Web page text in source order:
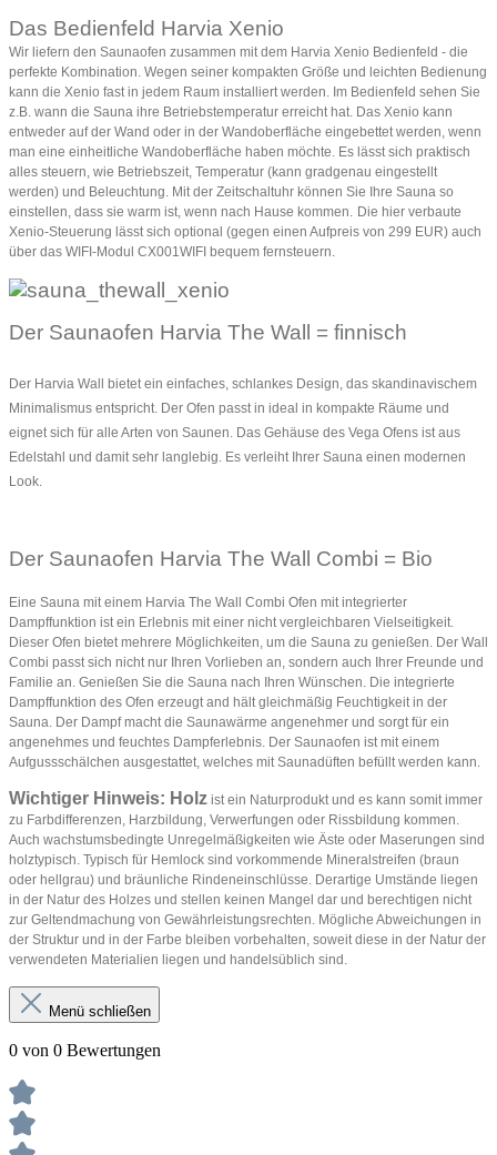
Das Bedienfeld Harvia Xenio
Wir liefern den Saunaofen zusammen mit dem Harvia Xenio Bedienfeld - die
perfekte Kombination. Wegen seiner kompakten Größe und leichten Bedienung
kann die Xenio fast in jedem Raum installiert werden. Im Bedienfeld sehen Sie
z.B. wann die Sauna ihre Betriebstemperatur erreicht hat. Das Xenio kann
entweder auf der Wand oder in der Wandoberfläche eingebettet werden, wenn
man eine einheitliche Wandoberfläche haben möchte. Es lässt sich praktisch
alles steuern, wie Betriebszeit, Temperatur (kann gradgenau eingestellt
werden) und Beleuchtung. Mit der Zeitschaltuhr können Sie Ihre Sauna so
einstellen, dass sie warm ist, wenn nach Hause kommen. Die hier verbaute
Xenio-Steuerung lässt sich optional (gegen einen Aufpreis von 299 EUR) auch
über das WIFI-Modul CX001WIFI bequem fernsteuern.
Der Saunaofen Harvia The Wall = finnisch
Der Harvia Wall bietet ein einfaches, schlankes Design, das skandinavischem
Minimalismus entspricht. Der Ofen passt in ideal in kompakte Räume und
eignet sich für alle Arten von Saunen. Das Gehäuse des Vega Ofens ist aus
Edelstahl und damit sehr langlebig. Es verleiht Ihrer Sauna einen modernen
Look.
Der Saunaofen Harvia The Wall Combi = Bio
Eine Sauna mit einem Harvia The Wall Combi Ofen mit integrierter
Dampffunktion ist ein Erlebnis mit einer nicht vergleichbaren Vielseitigkeit.
Dieser Ofen bietet mehrere Möglichkeiten, um die Sauna zu genießen. Der Wall
Combi passt sich nicht nur Ihren Vorlieben an, sondern auch Ihrer Freunde und
Familie an. Genießen Sie die Sauna nach Ihren Wünschen. Die integrierte
Dampffunktion des Ofen erzeugt and hält gleichmäßig Feuchtigkeit in der
Sauna. Der Dampf macht die Saunawärme angenehmer und sorgt für ein
angenehmes und feuchtes Dampferlebnis. Der Saunaofen ist mit einem
Aufgussschälchen ausgestattet, welches mit Saunadüften befüllt werden kann.
Wichtiger Hinweis: Holz ist ein Naturprodukt und es kann somit immer
zu Farbdifferenzen, Harzbildung, Verwerfungen oder Rissbildung kommen.
Auch wachstumsbedingte Unregelmäßigkeiten wie Äste oder Maserungen sind
holztypisch. Typisch für Hemlock sind vorkommende Mineralstreifen (braun
oder hellgrau) und bräunliche Rindeneinschlüsse. Derartige Umstände liegen
in der Natur des Holzes und stellen keinen Mangel dar und berechtigen nicht
zur Geltendmachung von Gewährleistungsrechten. Mögliche Abweichungen in
der Struktur und in der Farbe bleiben vorbehalten, soweit diese in der Natur der
verwendeten Materialien liegen und handelsüblich sind.
Menü schließen
0 von 0 Bewertungen